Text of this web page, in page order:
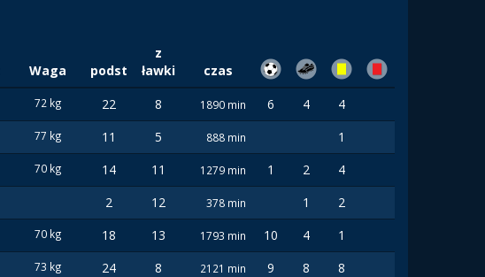
Waga podst
z
ławki
czas
72 kg 22 8 1890 min 6 4
4
77 kg 11 5 888 min
1
70 kg 14 11 1279 min 1 2
4
2 12 378 min 1
2
70 kg 18 13 1793 min 10 4
1
73 kg 24 8 2121 min 9 8
8